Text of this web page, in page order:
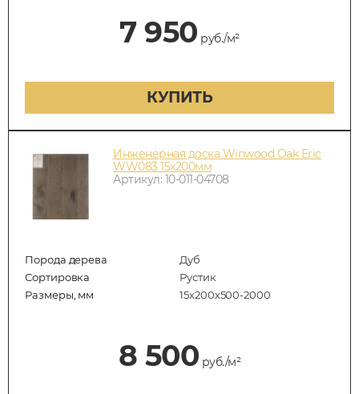
7 950 руб./м²
КУПИТЬ
Инженерная доска Winwood Oak Eric
WW083 15х200мм
Артикул: 10-011-04708
Порода дерева
Дуб
Сортировка
Рустик
Размеры, мм
15х200х500-2000
8 500 руб./м²